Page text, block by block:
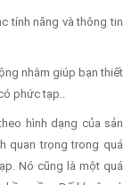
tính năng và thông tin
nhằm giúp bạn thiết
phức tạp..
hình dạng của sản
quan trọng trong quá
Nó cũng là một quá